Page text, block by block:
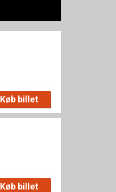
Køb billet
Køb billet